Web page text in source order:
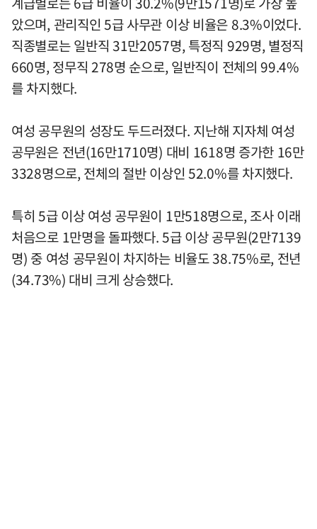
았으며, 관리직인 5급 사무관 이상 비율은 8.3%이었다.
직종별로는 일반직 31만2057명, 특정직 929명, 별정직
660명, 정무직 278명 순으로, 일반직이 전체의 99.4%
를 차지했다.
여성 공무원의 성장도 두드러졌다. 지난해 지자체 여성
공무원은 전년(16만1710명) 대비 1618명 증가한 16만
3328명으로, 전체의 절반 이상인 52.0%를 차지했다.
특히 5급 이상 여성 공무원이 1만518명으로, 조사 이래
처음으로 1만명을 돌파했다. 5급 이상 공무원(2만7139
명) 중 여성 공무원이 차지하는 비율도 38.75%로, 전년
(34.73%) 대비 크게 상승했다.